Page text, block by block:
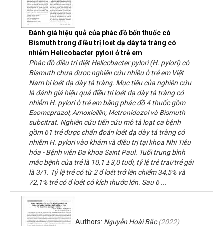
Đánh giá hiệu quả của phác đồ bốn thuốc có
Bismuth trong điều trị loét dạ dày tá tràng có
nhiễm Helicobacter pylori ở trẻ em
Phác đồ điều trị diệt Helicobacter pylori (H. pylori) có
Bismuth chưa được nghiên cứu nhiều ở trẻ em Việt
Nam bị loét dạ dày tá tràng. Mục tiêu của nghiên cứu
là đánh giá hiệu quả điều trị loét dạ dày tá tràng có
nhiễm H. pylori ở trẻ em bằng phác đồ 4 thuốc gồm
Esomeprazol; Amoxicillin; Metronidazol và Bismuth
subcitrat. Nghiên cứu tiến cứu mô tả loạt ca bệnh
gồm 61 trẻ được chẩn đoán loét dạ dày tá tràng có
nhiễm H. pylori vào khám và điều trị tại khoa Nhi Tiêu
hóa - Bệnh viên Đa khoa Saint Paul. Tuổi trung bình
mắc bệnh của trẻ là 10,1 ± 3,0 tuổi, tỷ lệ trẻ trai/trẻ gái
là 3/1. Tỷ lệ trẻ có từ 2 ổ loét trở lên chiếm 34,5% và
72,1% trẻ có ổ loét có kích thước lớn. Sau 6 ...
Authors: Nguyễn Hoài Bắc(2022)